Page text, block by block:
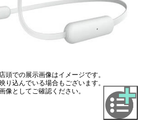
頭での展示画像はイメージです。
り込んでいる場合もございます。
像としてご確認ください。